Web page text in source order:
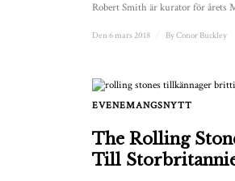
Robert Smith är kurator för årets
Den 6 mars 2018 ByConor Buckley
EVENEMANGSNYTT
The Rolling
Till